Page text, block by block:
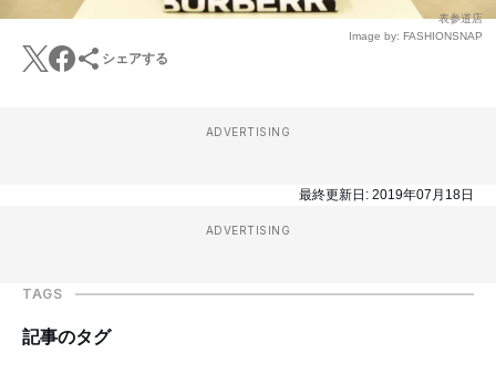
表参道店
Image by: FASHIONSNAP
シェアする
ADVERTISING
最終更新日: 2019年07月18日
ADVERTISING
TAGS
記事のタグ